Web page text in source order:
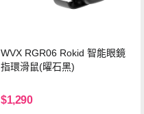
WVX RGR06 Rokid 智能眼鏡
指環滑鼠(曜石黑)
$1,290